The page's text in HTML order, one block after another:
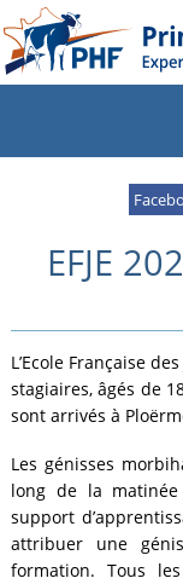
EFJE
L’Ecole Française
stagiaires, âgés de
sont arrivés à
Les génisses
long de la
support
attribuer une
formation. Tous